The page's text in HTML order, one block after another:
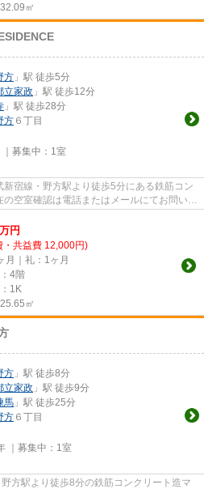
㎡
方 」駅 徒歩5分
立家政 」駅 徒歩12分
」駅 徒歩28分
方 ６丁目
募集中： 1室
新宿線・野方駅より徒歩5分にある鉄筋コン
万円
・共益費 12,000円)
月｜礼：1ヶ月
4階
1K
㎡
方 」駅 徒歩8分
立家政 」駅 徒歩9分
馬 」駅 徒歩25分
方 ６丁目
｜募集中： 1室
方駅より徒歩8分の鉄筋コンクリート造マ